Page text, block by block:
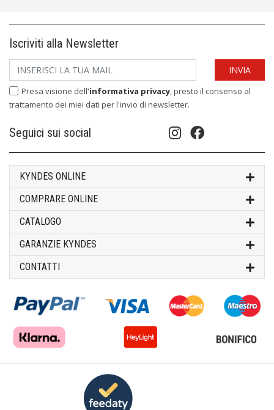
Iscriviti alla Newsletter
Presa visione dell'informativa privacy, presto il consenso al
trattamento dei miei dati per l'invio di newsletter.
Seguici sui social
KYNDES ONLINE
COMPRARE ONLINE
CATALOGO
GARANZIE KYNDES
CONTATTI